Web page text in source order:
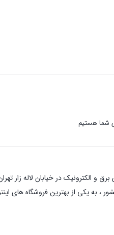
شما هستیم
به یکی از بهترین فروشگاه های